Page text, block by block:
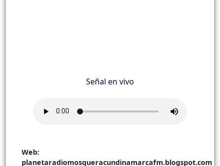
Señal en vivo
Web:
planetaradiomosqueracundinamarcafm.blogspot.com